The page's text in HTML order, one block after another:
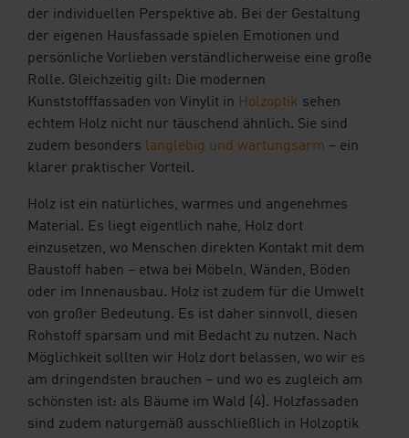
der individuellen Perspektive ab. Bei der Gestaltung
der eigenen Hausfassade spielen Emotionen und
persönliche Vorlieben verständlicherweise eine große
Rolle. Gleichzeitig gilt: Die modernen
Kunststofffassaden von Vinylit in Holzoptik sehen
echtem Holz nicht nur täuschend ähnlich. Sie sind
zudem besonders langlebig und wartungsarm – ein
klarer praktischer Vorteil.
Holz ist ein natürliches, warmes und angenehmes
Material. Es liegt eigentlich nahe, Holz dort
einzusetzen, wo Menschen direkten Kontakt mit dem
Baustoff haben – etwa bei Möbeln, Wänden, Böden
oder im Innenausbau. Holz ist zudem für die Umwelt
von großer Bedeutung. Es ist daher sinnvoll, diesen
Rohstoff sparsam und mit Bedacht zu nutzen. Nach
Möglichkeit sollten wir Holz dort belassen, wo wir es
am dringendsten brauchen – und wo es zugleich am
schönsten ist: als Bäume im Wald (4). Holzfassaden
sind zudem naturgemäß ausschließlich in Holzoptik